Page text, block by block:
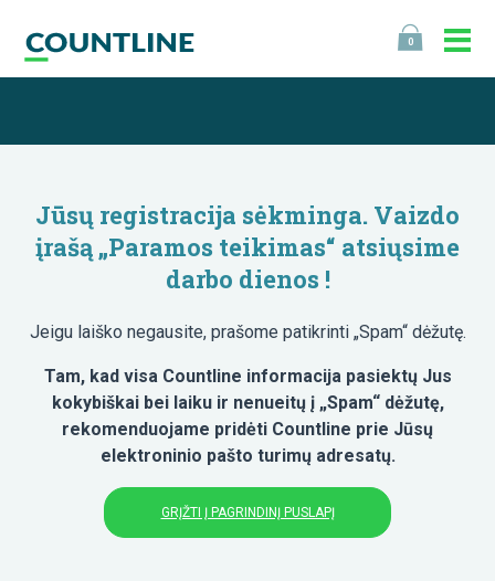
0
Jūsų registracija sėkminga. Vaizdo
įrašą „Paramos teikimas“ atsiųsime
darbo dienos !
Jeigu laiško negausite, prašome patikrinti „Spam“ dėžutę.
Tam, kad visa Countline informacija pasiektų Jus
kokybiškai bei laiku ir nenueitų į „Spam“ dėžutę,
rekomenduojame pridėti Countline prie Jūsų
elektroninio pašto turimų adresatų.
GRĮŽTI Į PAGRINDINĮ PUSLAPĮ